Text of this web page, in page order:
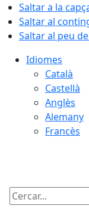
Saltar a la
Saltar al
Saltar al peu
Idiomes
Català
Castellà
Anglès
Alemany
Francès
Cercar: